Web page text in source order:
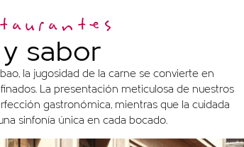
sabor
la jugosidad de la carne se convierte en
La presentación meticulosa de nuestros
gastronómica, mientras que la cuidada
sinfonía única en cada bocado.